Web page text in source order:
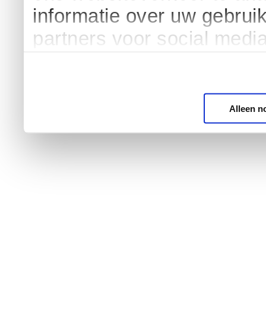
informatie over uw
partners voor social
Alleen